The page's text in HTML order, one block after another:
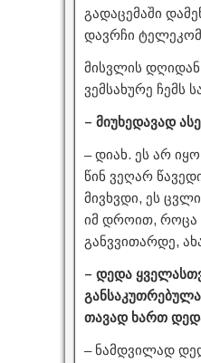
გადაცემაში
დავრჩი
მისვლის
ვემსახურე ჩემს
– მიუხედავად
– დიახ. ეს არ
წინ ვეღარ
მივხვდი, ეს
იმ დროით, როცა
განვვითარდე,
– დედა
თავად ხართ
– ნამდვილად